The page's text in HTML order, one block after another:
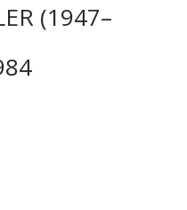
(1947–